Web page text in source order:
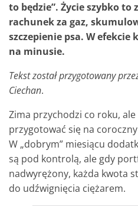
to będzie”. Życie szybko
rachunek za gaz,
szczepienie psa. W efekcie
na minusie.
Tekst został przygotowany
Ciechan.
Zima przychodzi co roku, ale
przygotować się na
W „dobrym” miesiącu
są pod kontrolą, ale gdy
nadwyrężony, każda kwota
do udźwignięcia ciężarem.